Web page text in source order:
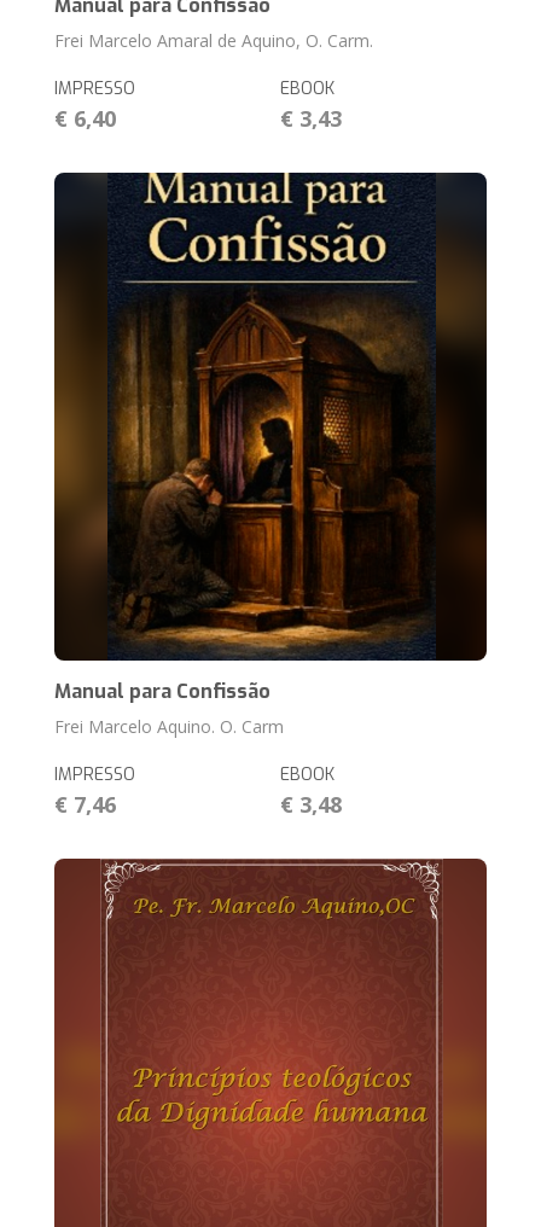
Manual para Confissão
Frei Marcelo Amaral de Aquino, O. Carm.
IMPRESSO
€ 6,40
EBOOK
€ 3,43
Manual para Confissão
Frei Marcelo Aquino. O. Carm
IMPRESSO
€ 7,46
EBOOK
€ 3,48